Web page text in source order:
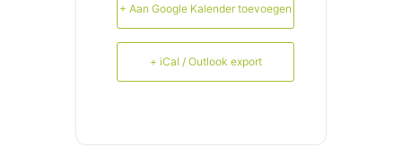
+ Aan Google Kalender toevoegen
+ iCal / Outlook export